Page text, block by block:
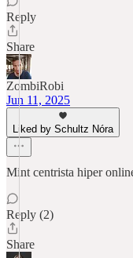
Reply
Share
ZombiRobi
Jun 11, 2025
Liked by Schultz Nóra
Mint centrista hiper
Reply (2)
Share